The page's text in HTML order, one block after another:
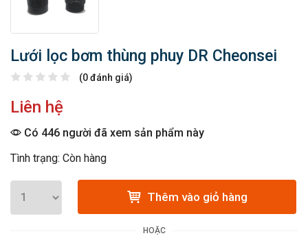
Lưới lọc bơm thùng phuy DR Cheonsei
(0 đánh giá)
Liên hệ
Có 446 người đã xem sản phẩm này
Tình trạng: Còn hàng
Thêm vào giỏ hàng
HOẶC